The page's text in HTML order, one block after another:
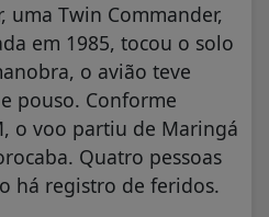
uma Twin Commander,
em 1985, tocou o solo
o avião teve
pouso. Conforme
o voo partiu de Maringá
Quatro pessoas
há registro de feridos.